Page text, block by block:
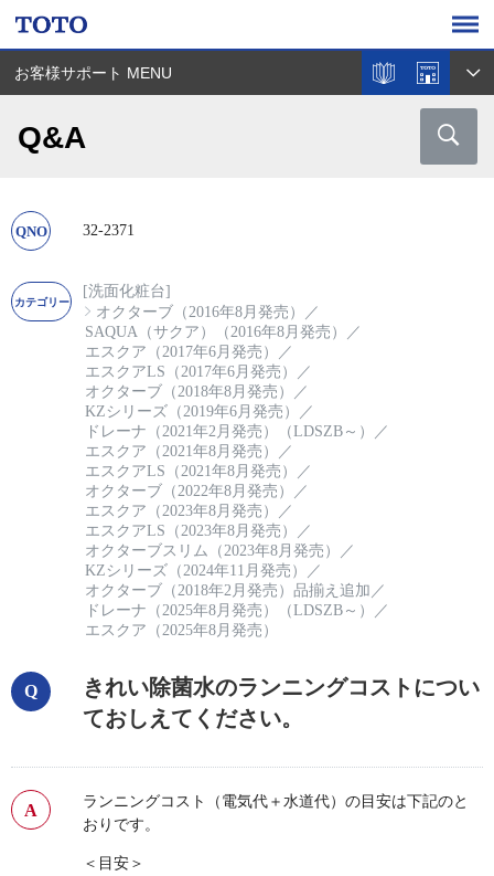
お客様サポート MENU
Q&A
32-2371
[洗面化粧台]
オクターブ（2016年8月発売）
／
SAQUA（サクア）（2016年8月発売）
／
エスクア（2017年6月発売）
／
エスクアLS（2017年6月発売）
／
オクターブ（2018年8月発売）
／
KZシリーズ（2019年6月発売）
／
ドレーナ（2021年2月発売）（LDSZB～）
／
エスクア（2021年8月発売）
／
エスクアLS（2021年8月発売）
／
オクターブ（2022年8月発売）
／
エスクア（2023年8月発売）
／
エスクアLS（2023年8月発売）
／
オクターブスリム（2023年8月発売）
／
KZシリーズ（2024年11月発売）
／
オクターブ（2018年2月発売）品揃え追加 ／
ドレーナ（2025年8月発売）（LDSZB～）
／
エスクア（2025年8月発売）
きれい除菌水のランニングコストについ
ておしえてください。
ランニングコスト（電気代＋水道代）の目安は下記のと
おりです。
＜目安＞